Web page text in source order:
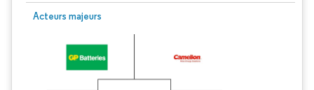
Acteurs majeurs
Image © Mordor Intelligence. La réutilisation nécessite une attribution sous CC